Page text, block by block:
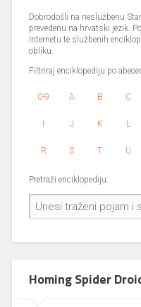
Dobrodošli na neslužbenu
prevedenu na hrvatski jezik.
Internetu te službenih
obliku.
Filtriraj enciklopediju po
0-9 A B C
I J K L
R S T U
Pretraži enciklopediju:
Homing Spider